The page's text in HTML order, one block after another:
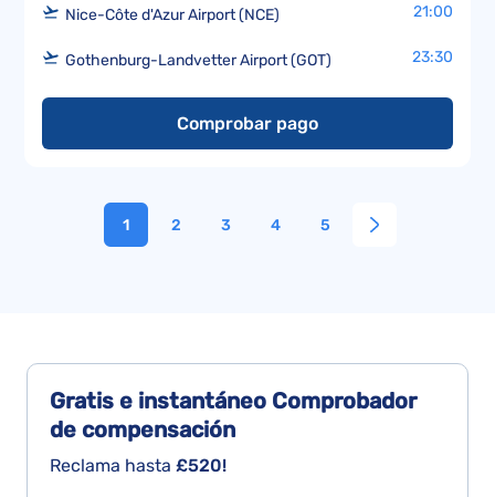
Nice-Côte d'Azur Airport (NCE) 21:00
Gothenburg-Landvetter Airport (GOT) 23:30
Comprobar pago
1 2 3 4 5
Gratis e instantáneo Comprobador
de compensación
Reclama hasta £520!